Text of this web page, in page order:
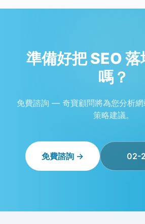
準備好把 SEO 落
嗎？
免費諮詢 — 奇寶顧問將為您分析網
策略建議。
免費諮詢 → 02-